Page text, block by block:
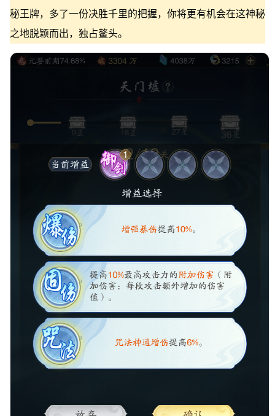
秘王牌，多了一份决胜千里的把握，你将更有机会在这神秘
之地脱颖而出，独占鳌头。